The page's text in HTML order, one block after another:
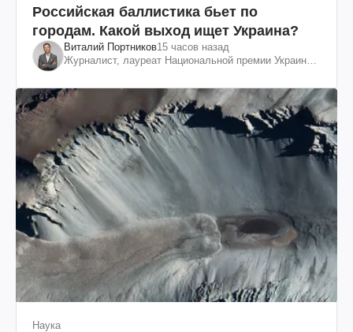
Российская баллистика бьет по
городам. Какой выход ищет Украина?
Виталий Портников15 часов назад
Журналист, лауреат Национальной премии Украины
Наука